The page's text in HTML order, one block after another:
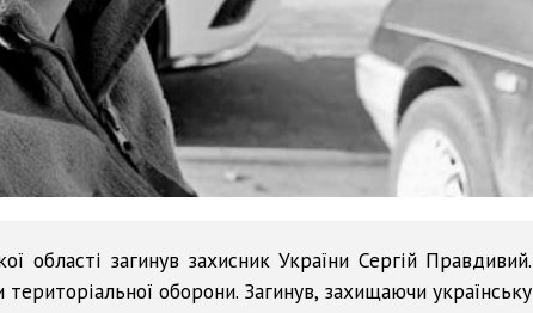
області загинув захисник України Сергій Правдивий.
оборони. Загинув, захищаючи українську